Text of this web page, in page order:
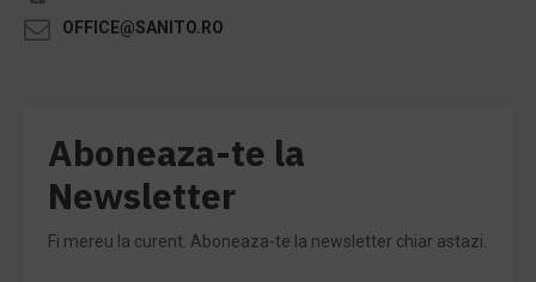
OFFICE@SANITO.RO
Aboneaza-te la
Newsletter
Fi mereu la curent. Aboneaza-te la newsletter chiar astazi.